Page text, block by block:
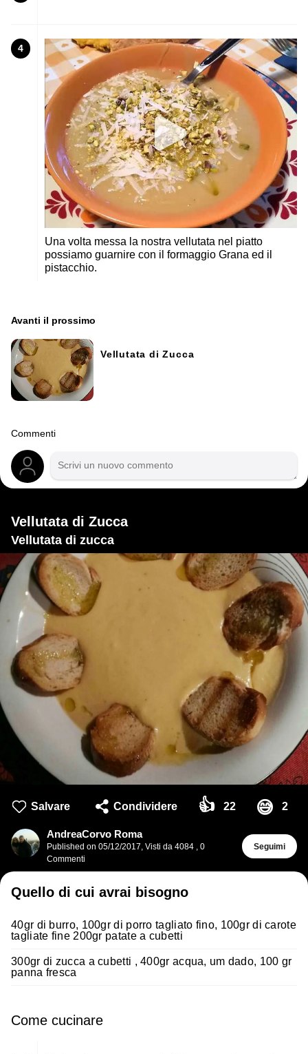
4
Una volta messa la nostra vellutata nel piatto
possiamo guarnire con il formaggio Grana ed il
pistacchio.
Avanti il ​​prossimo
Vellutata di Zucca
Commenti
Vellutata di Zucca
Vellutata di zucca
Salvare Condividere 👍 22 😅 2
AndreaCorvo Roma
Published on 05/12/2017 Visti da 4084
0
Commenti
Seguimi
Quello di cui avrai bisogno
40gr di burro, 100gr di porro tagliato fino, 100gr di carote
tagliate fine 200gr patate a cubetti
300gr di zucca a cubetti , 400gr acqua, um dado, 100 gr
panna fresca
Come cucinare